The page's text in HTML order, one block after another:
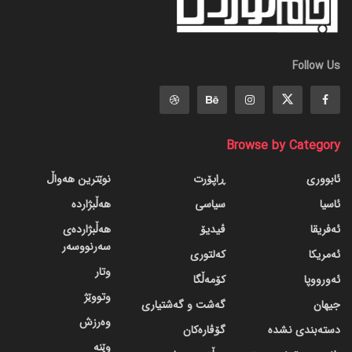
Follow Us
Browse by Category
ئابووری
ئاسیا
ئەفریقا
ئەمریکا
ئەورووپا
جیهان
دسته‌بندی نشده
ڕاپۆرت
سیاسی
ڤیدیۆ
کەلتوری
کۆمەڵگا
گه‌شت و گه‌شتیاری
گۆڤاره‌کان
نوێترین هەواڵ
هەڵبژاردە
هەڵبژاردەی
سەرنووسەر
وتار
وتووێژ
وەرزش
وێنە